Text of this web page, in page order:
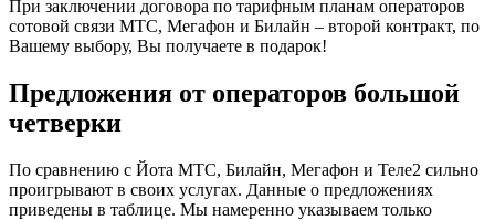
При заключении договора по тарифным планам операторов
сотовой связи МТС, Мегафон и Билайн – второй контракт, по
Вашему выбору, Вы получаете в подарок!
Предложения от операторов большой
четверки
По сравнению с Йота МТС, Билайн, Мегафон и Теле2 сильно
проигрывают в своих услугах. Данные о предложениях
приведены в таблице. Мы намеренно указываем только